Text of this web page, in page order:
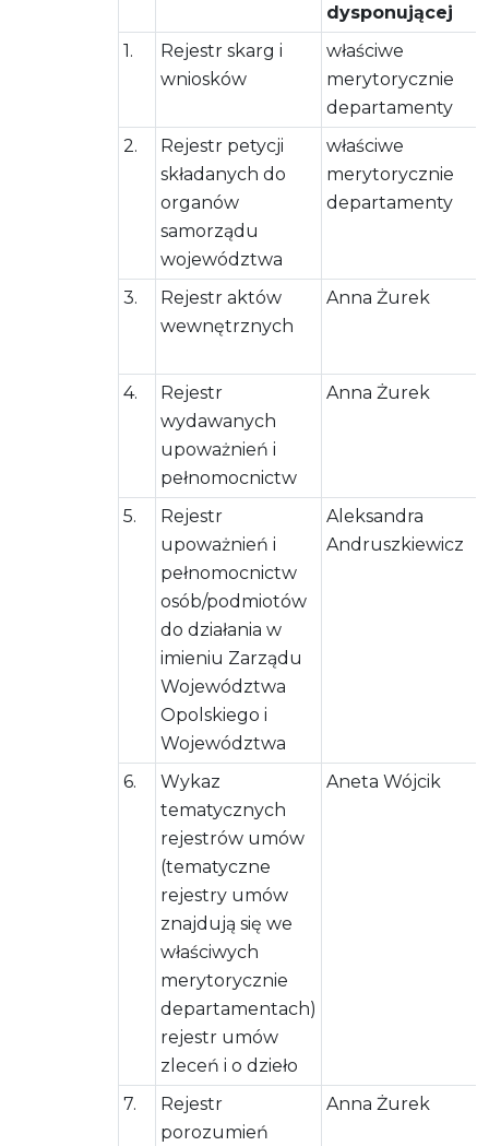
dysponującej
1.
Rejestr skarg i
wniosków
właściwe
merytorycznie
departamenty
2.
Rejestr petycji
składanych do
organów
samorządu
województwa
właściwe
merytorycznie
departamenty
3.
Rejestr aktów
wewnętrznych
Anna Żurek
4.
Rejestr
wydawanych
upoważnień i
pełnomocnictw
Anna Żurek
5.
Rejestr
upoważnień i
pełnomocnictw
osób/podmiotów
do działania w
imieniu Zarządu
Województwa
Opolskiego i
Województwa
Aleksandra
Andruszkiewicz
6.
Wykaz
tematycznych
rejestrów umów
(tematyczne
rejestry umów
znajdują się we
właściwych
merytorycznie
departamentach)
rejestr umów
zleceń i o dzieło
Aneta Wójcik
7.
Rejestr
porozumień
Anna Żurek